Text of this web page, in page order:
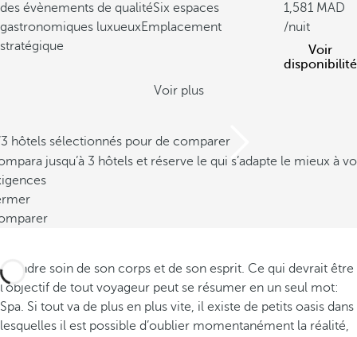
des évènements de qualitéSix espaces
gastronomiques luxueuxEmplacement
stratégique
1,581
/nuit
Voir
disponibilité
Voir plus
hôtels sélectionnés pour de comparer
jusqu’à 3 hôtels et réserve le qui s’adapte le mieux à
Prendre soin de son corps et de son esprit. Ce qui devrait être
l'objectif de tout voyageur peut se résumer en un seul mot:
Spa. Si tout va de plus en plus vite, il existe de petits oasis dans
lesquelles il est possible d’oublier momentanément la réalité,